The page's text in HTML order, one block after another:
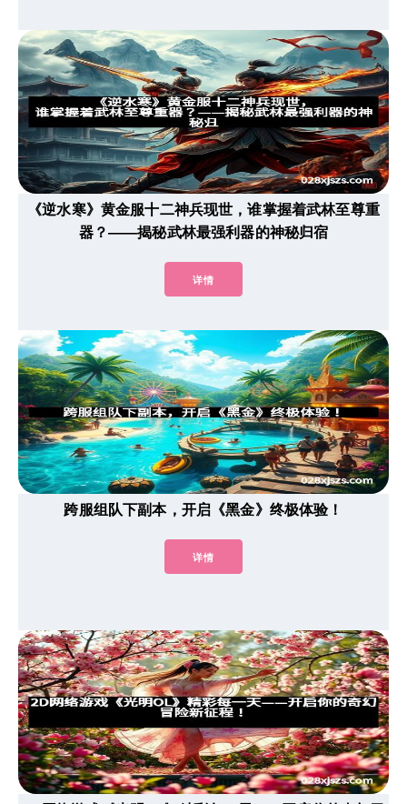
《逆水寒》黄金服十二神兵现世，谁掌握着武林至尊重
器？——揭秘武林最强利器的神秘归宿
详情
跨服组队下副本，开启《黑金》终极体验！
详情